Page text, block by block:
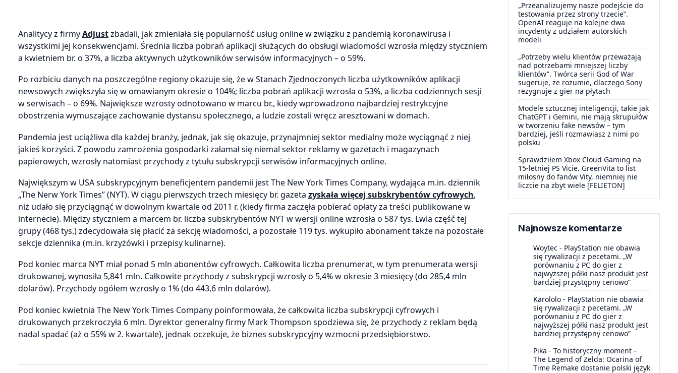
Analitycy z firmyAdjustzbadali, jak zmieniała się popularność usług online w związku z pandemią koronawirusa i
wszystkimi jej konsekwencjami. Średnia liczba pobrań aplikacji służących do obsługi wiadomości wzrosła między styczniem
a kwietniem br. o 37%, a liczba aktywnych użytkowników serwisów informacyjnych – o 59%.
Po rozbiciu danych na poszczególne regiony okazuje się, że w Stanach Zjednoczonych liczba użytkowników aplikacji
newsowych zwiększyła się w omawianym okresie o 104%; liczba pobrań aplikacji wzrosła o 53%, a liczba codziennych sesji
w serwisach – o 69%. Największe wzrosty odnotowano w marcu br., kiedy wprowadzono najbardziej restrykcyjne
obostrzenia wymuszające zachowanie dystansu społecznego, a ludzie zostali wręcz aresztowani w domach.
Pandemia jest uciążliwa dla każdej branży, jednak, jak się okazuje, przynajmniej sektor medialny może wyciągnąć z niej
jakieś korzyści. Z powodu zamrożenia gospodarki załamał się niemal sektor reklamy w gazetach i magazynach
papierowych, wzrosły natomiast przychody z tytułu subskrypcji serwisów informacyjnych online.
Największym w USA subskrypcyjnym beneficjentem pandemii jest The New York Times Company, wydająca m.in. dziennik
„The Nerw York Times” (NYT). W ciągu pierwszych trzech miesięcy br. gazeta zyskała więcej subskrybentów cyfrowych,
niż udało się przyciągnąć w dowolnym kwartale od 2011 r. (kiedy firma zaczęła pobierać opłaty za treści publikowane w
internecie). Między styczniem a marcem br. liczba subskrybentów NYT w wersji online wzrosła o 587 tys. Lwia część tej
grupy (468 tys.) zdecydowała się płacić za sekcję wiadomości, a pozostałe 119 tys. wykupiło abonament także na pozostałe
sekcje dziennika (m.in. krzyżówki i przepisy kulinarne).
Pod koniec marca NYT miał ponad 5 mln abonentów cyfrowych. Całkowita liczba prenumerat, w tym prenumerata wersji
drukowanej, wynosiła 5,841 mln. Całkowite przychody z subskrypcji wzrosły o 5,4% w okresie 3 miesięcy (do 285,4 mln
dolarów). Przychody ogółem wzrosły o 1% (do 443,6 mln dolarów).
Pod koniec kwietnia The New York Times Company poinformowała, że całkowita liczba subskrypcji cyfrowych i
drukowanych przekroczyła 6 mln. Dyrektor generalny firmy Mark Thompson spodziewa się, że przychody z reklam będą
nadal spadać (aż o 55% w 2. kwartale), jednak oczekuje, że biznes subskrypcyjny wzmocni przedsiębiorstwo.
„Przeanalizujemy nasze podejście do
testowania przez strony trzecie”.
OpenAI reaguje na kolejne dwa
incydenty z udziałem autorskich
modeli
„Potrzeby wielu klientów przeważają
nad potrzebami mniejszej liczby
klientów”. Twórca serii God of War
sugeruje, że rozumie, dlaczego Sony
rezygnuje z gier na płytach
Modele sztucznej inteligencji, takie jak
ChatGPT i Gemini, nie mają skrupułów
w tworzeniu fake newsów – tym
bardziej, jeśli rozmawiasz z nimi po
polsku
Sprawdziłem Xbox Cloud Gaming na
15-letniej PS Vicie. GreenVita to list
miłosny do fanów Vity, niemniej nie
liczcie na zbyt wiele [FELIETON]
Najnowsze komentarze
Woytec - PlayStation nie obawia
się rywalizacji z pecetami. „W
porównaniu z PC do gier z
najwyższej półki nasz produkt jest
bardziej przystępny cenowo”
Karololo - PlayStation nie obawia
się rywalizacji z pecetami. „W
porównaniu z PC do gier z
najwyższej półki nasz produkt jest
bardziej przystępny cenowo”
Pika - To historyczny moment –
The Legend of Zelda: Ocarina of
Time Remake dostanie polski język